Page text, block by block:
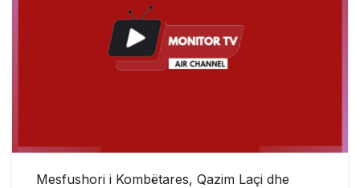
Mesfushori i Kombëtares, Qazim Laçi dhe